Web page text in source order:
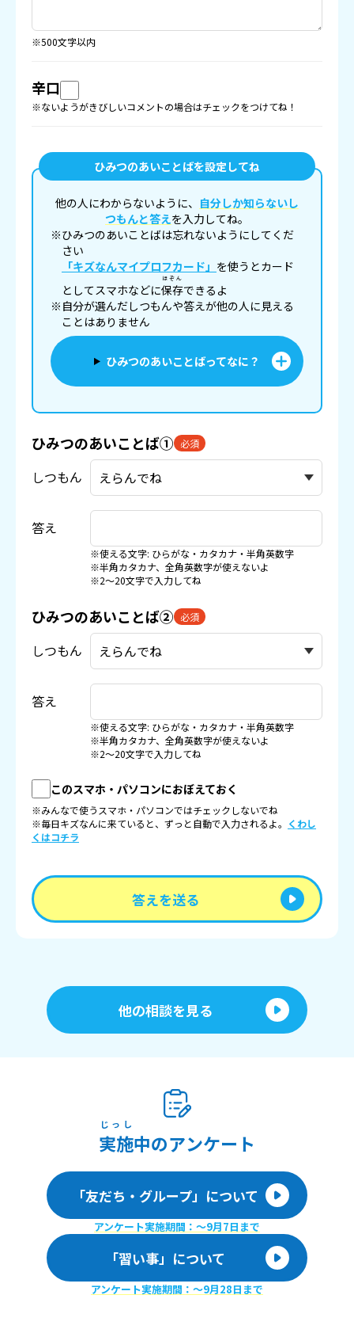
※500文字以内
辛口
※ないようがきびしいコメントの場合はチェックをつけてね！
ひみつのあいことばを設定してね
他の人にわからないように、 自分しか知らないし
つもんと答えを入力してね。
※ひみつのあいことばは忘れないようにしてくだ
さい
「キズなんマイプロフカード」 を使うとカード
としてスマホなどに保存
ほぞん
できるよ
※自分が選んだしつもんや答えが他の人に見える
ことはありません
ひみつのあいことばってなに？
ひみつのあいことば① 必須
しつもん
答え
※使える文字: ひらがな・カタカナ・半角英数字
※半角カタカナ、全角英数字が使えないよ
※2〜20文字で入力してね
ひみつのあいことば② 必須
しつもん
答え
※使える文字: ひらがな・カタカナ・半角英数字
※半角カタカナ、全角英数字が使えないよ
※2〜20文字で入力してね
このスマホ・パソコンにおぼえておく
※みんなで使うスマホ・パソコンではチェックしないでね
※毎日キズなんに来ていると、ずっと自動で入力されるよ。 くわし
くはコチラ
答えを送る
他の相談を見る
実施
じっし
中のアンケート
「友だち・グループ」について
アンケート実施期間：〜9月7日まで
「習い事」について
アンケート実施期間：〜9月28日まで